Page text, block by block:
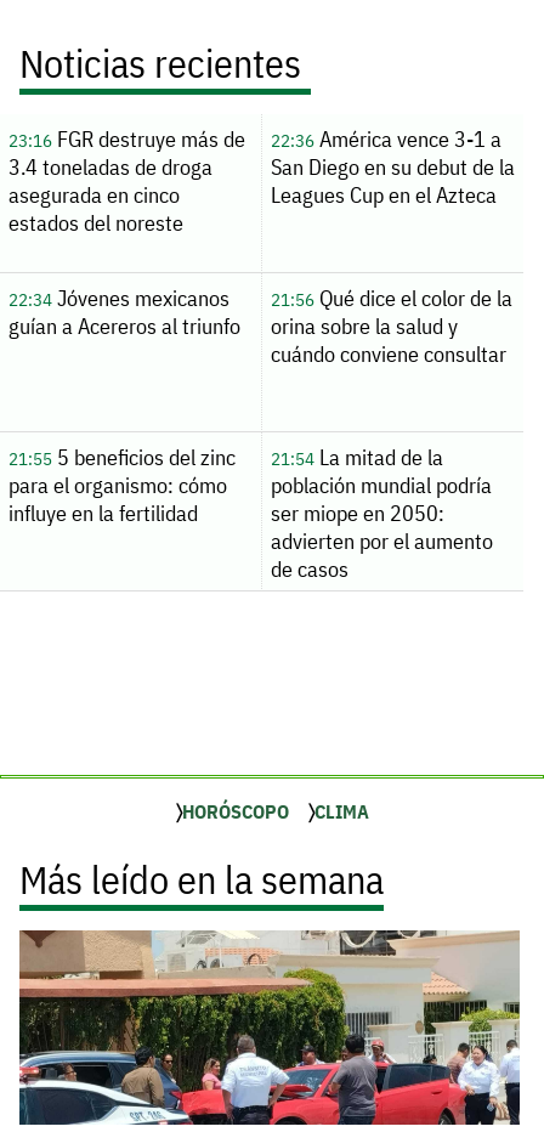
Noticias recientes
23:16FGR destruye más de
3.4 toneladas de droga
asegurada en cinco
estados del noreste
22:36América vence 3-1 a
San Diego en su debut de la
Leagues Cup en el Azteca
22:34Jóvenes mexicanos
guían a Acereros al triunfo
21:56Qué dice el color de la
orina sobre la salud y
cuándo conviene consultar
21:555 beneficios del zinc
para el organismo: cómo
influye en la fertilidad
21:54La mitad de la
población mundial podría
ser miope en 2050:
advierten por el aumento
de casos
HORÓSCOPO CLIMA
Más leído en la semana